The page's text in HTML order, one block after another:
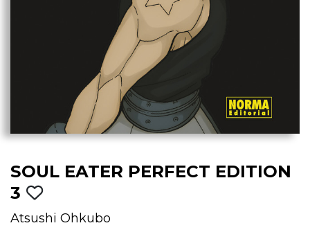
SOUL EATER PERFECT EDITION
3
Atsushi Ohkubo